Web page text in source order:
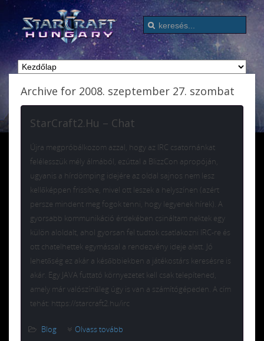
Archive for 2008. szeptember 27. szombat
StarCraft2.Hu – Chat
Újra megpróbálkozom azzal, hogy az IRC csatornánkat
felélesszük mély álmából, ezúttal a BlizzCon apropóján,
ugyanis a hírdömping idejére az oldal sajnos nem lesz
kellőképpen frissítve, mivel ott leszek a helyszínen (azért
persze mindent meg fogok tenni, hogy legyenek hírek). A
gyorsabb kommunikáció érdekében csináltam nektek egy
külön aloldalt, ahol gyorsan fel tudtok csatlakozni IRC-re és
ott chatelhettek egymással a rendezvény ideje alatt. Jó
lehetőség ez akár a későbbiekben a játékostárs keresésre is
akár. Egy JAVA futtató környezetet kell csak telepítened,
amely már valószínűleg úgy is van a számítógépeden. A cím
tehát: https://starcraft2.hu/irc
Blog Olvass tovább